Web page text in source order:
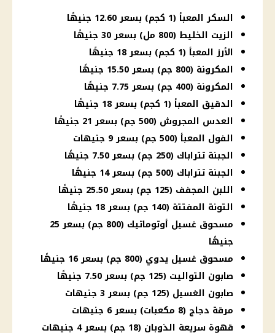
السكر المعبأ (1 كجم) بسعر 12.60 جنيهًا
الزيت الخليط (800 مل) بسعر 30 جنيهًا
الأرز المعبأ (1 كجم) بسعر 18 جنيهًا
المكرونة (800 جم) بسعر 15.50 جنيهًا
المكرونة (400 جم) بسعر 7.75 جنيهًا
الدقيق المعبأ (1 كجم) بسعر 18 جنيهًا
العدس المجروش (500 جم) بسعر 21 جنيهًا
الفول المعبأ (500 جم) بسعر 9 جنيهات
الجبنة تتراباك (250 جم) بسعر 7.50 جنيهًا
الجبنة تتراباك (500 جم) بسعر 14 جنيهًا
اللبن المجفف (125 جم) بسعر 25.50 جنيهًا
التونة المفتتة (140 جم) بسعر 18 جنيهًا
مسحوق غسيل أوتوماتيك (800 جم) بسعر 25
جنيهًا
مسحوق غسيل يدوي (800 جم) بسعر 16 جنيهًا
صابون التواليت (125 جم) بسعر 7.50 جنيهًا
صابون الغسيل (125 جم) بسعر 3 جنيهات
مرقة دجاج (8 مكعبات) بسعر 6 جنيهات
قهوة سريعة الذوبان (18 جم) بسعر 4 جنيهات